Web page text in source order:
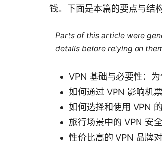
钱。下面是本篇的要点与结
Parts of this article were
details before relying on
VPN 基础与必要性：
如何通过 VPN 影响机
如何选择和使用 VPN
旅行场景中的 VPN 安
性价比高的 VPN 品牌